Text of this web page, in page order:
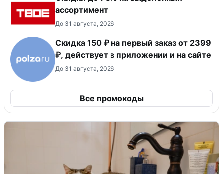
ассортимент
До 31 августа, 2026
Скидка 150 ₽ на первый заказ от 2399
₽, действует в приложении и на сайте
До 31 августа, 2026
Все промокоды